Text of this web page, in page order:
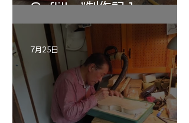
Gofliller”制作記１
7月25日